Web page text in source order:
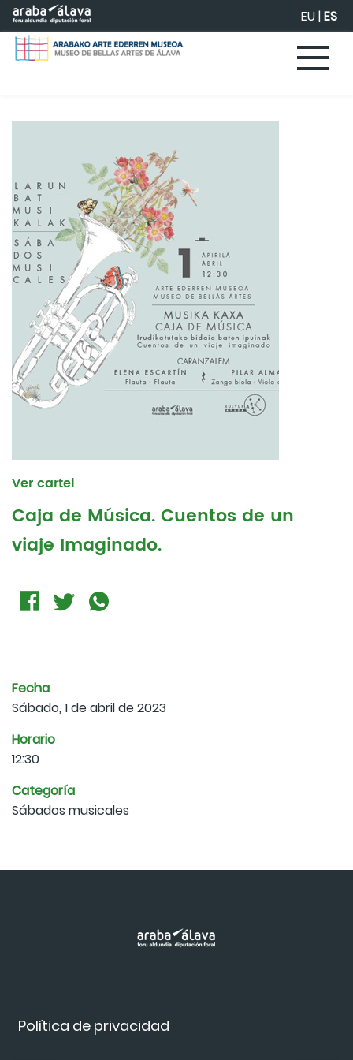
Saltar al contenido principal EU|ES
Ver cartel
Caja de Música. Cuentos de un
viaje Imaginado.
Fecha
Sábado, 1 de abril de 2023
Horario
12:30
Categoría
Sábados musicales
Política de privacidad